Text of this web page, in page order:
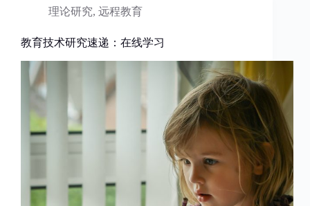
理论研究, 远程教育
教育技术研究速递：在线学习